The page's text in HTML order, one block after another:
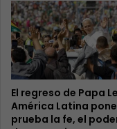
El regreso de Papa
América Latina
prueba la fe, el